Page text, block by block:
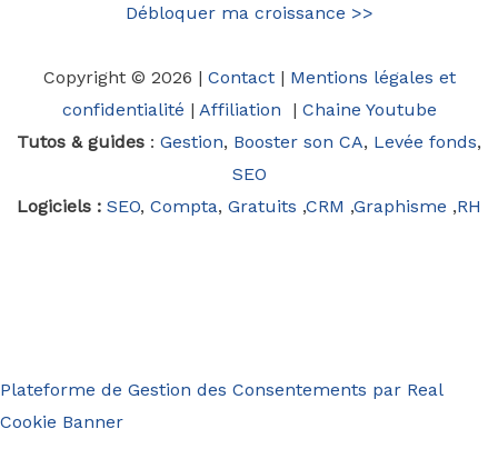
Débloquer ma croissance >>
Copyright © 2026 | Contact| Mentions légales et
confidentialité | Affiliation | Chaine Youtube
Tutos & guides : Gestion, Booster son CA, Levée fonds,
SEO
Logiciels : SEO, Compta, Gratuits ,CRM ,Graphisme ,RH
Plateforme de Gestion des Consentements par Real
Cookie Banner